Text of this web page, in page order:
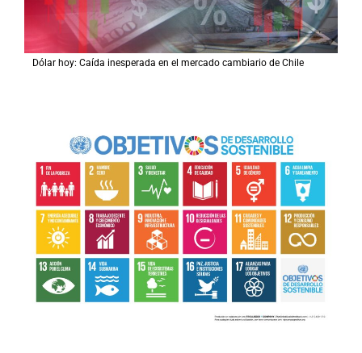
Dólar hoy: Caída inesperada en el mercado cambiario de Chile